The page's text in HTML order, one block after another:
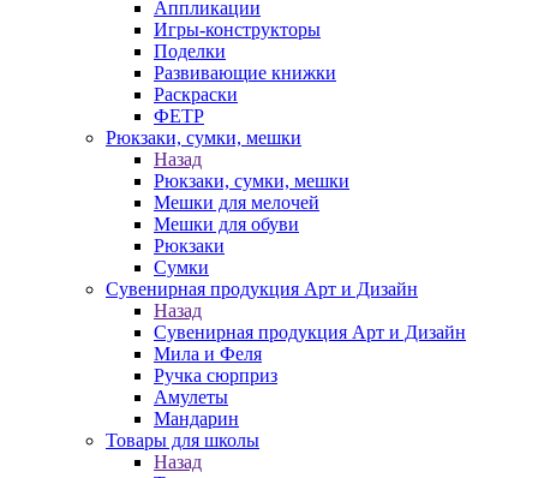
Аппликации
Игры-конструкторы
Поделки
Развивающие книжки
Раскраски
ФЕТР
Рюкзаки, сумки, мешки
Назад
Рюкзаки, сумки, мешки
Мешки для мелочей
Мешки для обуви
Рюкзаки
Сумки
Сувенирная продукция Арт и Дизайн
Назад
Сувенирная продукция Арт и Дизайн
Мила и Феля
Ручка сюрприз
Амулеты
Мандарин
Товары для школы
Назад